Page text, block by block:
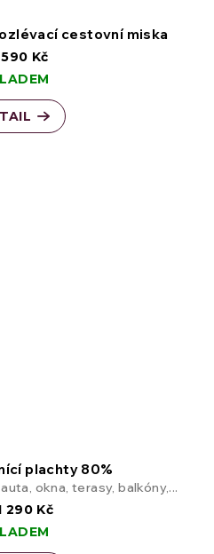
cestovní miska
590 Kč
plachty 80%
okna, terasy, balkóny,...
290 Kč